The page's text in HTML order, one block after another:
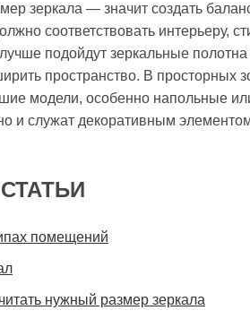
зеркала — значит создать
соответствовать
подойдут зеркальные
пространство. В просторных
модели, особенно напольные
и служат декоративным
помещений
нужный размер зеркала